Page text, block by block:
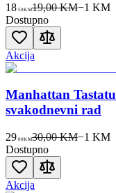
18 50KM19,00 KM−1 KM
Dostupno
Akcija
Manhattan
svakodnevni rad
29 00KM30,00 KM−1 KM
Dostupno
Akcija